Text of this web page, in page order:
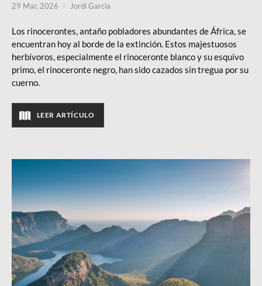
Los rinocerontes, antaño pobladores abundantes de África, se
encuentran hoy al borde de la extinción. Estos majestuosos
herbívoros, especialmente el rinoceronte blanco y su esquivo
primo, el rinoceronte negro, han sido cazados sin tregua por su
cuerno.
LEER ARTÍCULO
29 Mar, 2026 Jordi Garcia